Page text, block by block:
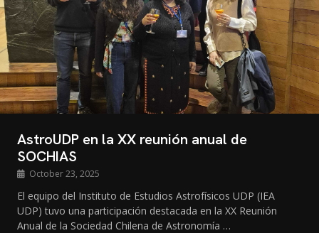
AstroUDP en la XX reunión anual de
SOCHIAS
October 23, 2025
El equipo del Instituto de Estudios Astrofísicos UDP (IEA
UDP) tuvo una participación destacada en la XX Reunión
Anual de la Sociedad Chilena de Astronomía …